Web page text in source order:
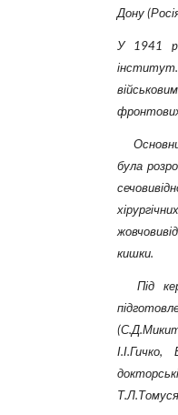
Дону
У 1941 p.
була
кишки.
Під